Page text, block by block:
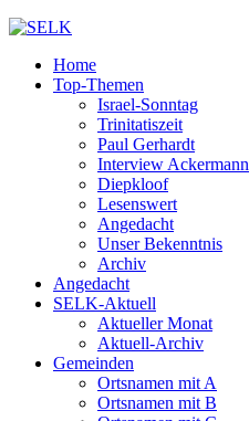
Home
Top-Themen
Israel-Sonntag
Trinitatiszeit
Paul Gerhardt
Interview Ackermann
Diepkloof
Lesenswert
Angedacht
Unser Bekenntnis
Archiv
Angedacht
SELK-Aktuell
Aktueller Monat
Aktuell-Archiv
Gemeinden
Ortsnamen mit A
Ortsnamen mit B